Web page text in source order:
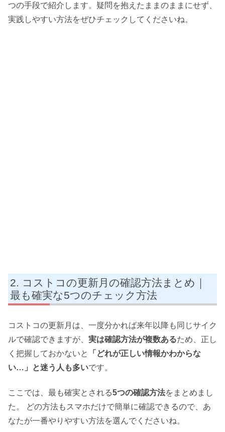
つの手段で紹介します。疑問を抱えたままのままにせず、
実践しやすい方法をぜひチェックしてくださいね。
コストコの更新月の確認方法まとめ｜
最も確実な5つのチェック方法
コストコの更新月は、一度分かれば来年以降も同じサイク
ルで確認できますが、 実は確認方法が複数あるため、正し
く把握しておかないと
「どれが正しい情報かわからな
い…」と迷う人も多いです。
ここでは、最も確実とされる5つの確認方法をまとめまし
た。 どの方法もスマホだけで簡単に確認できるので、あ
なたが一番やりやすい方法を選んでくださいね。